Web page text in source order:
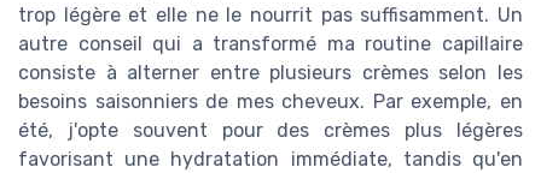
trop légère et elle ne le nourrit pas suffisamment. Un
autre conseil qui a transformé ma routine capillaire
consiste à alterner entre plusieurs crèmes selon les
besoins saisonniers de mes cheveux. Par exemple, en
été, j'opte souvent pour des crèmes plus légères
favorisant une hydratation immédiate, tandis qu'en